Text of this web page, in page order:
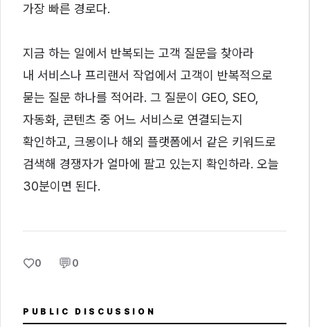
가장 빠른 경로다.
지금 하는 일에서 반복되는 고객 질문을 찾아라
내 서비스나 프리랜서 작업에서 고객이 반복적으로
묻는 질문 하나를 적어라. 그 질문이 GEO, SEO,
자동화, 콘텐츠 중 어느 서비스로 연결되는지
확인하고, 크몽이나 해외 플랫폼에서 같은 키워드로
검색해 경쟁자가 얼마에 팔고 있는지 확인하라. 오늘
30분이면 된다.
♡0 💬0
PUBLIC DISCUSSION